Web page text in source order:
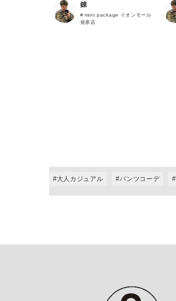
錬
mint package イオンモール
発寒店
大人カジュアル パンツコーデ